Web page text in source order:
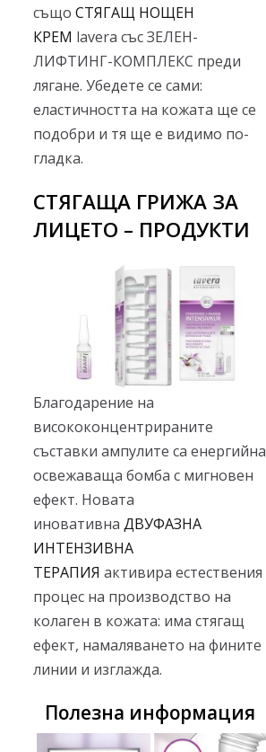
също СТЯГАЩ НОЩЕН
КРЕМ lavera със ЗЕЛЕН-
ЛИФТИНГ-КОМПЛЕКС преди
лягане. Убедете се сами:
еластичността на кожата ще се
подобри и тя ще е видимо по-
гладка.
СТЯГАЩА ГРИЖА ЗА
ЛИЦЕТО – ПРОДУКТИ
Благодарение на
висококонцентрираните
съставки ампулите са енергийна
освежаваща бомба с мигновен
ефект. Новата
иновативна ДВУФАЗНА
ИНТЕНЗИВНА
ТЕРАПИЯ активира естествения
процес на производство на
колаген в кожата: има стягащ
ефект, намаляването на фините
линии и изглажда.
Полезна информация